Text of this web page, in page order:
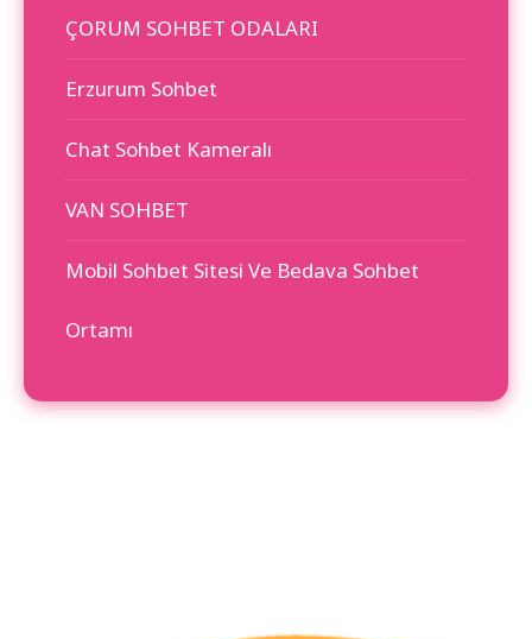
ÇORUM SOHBET ODALARI
Erzurum Sohbet
Chat Sohbet Kameralı
VAN SOHBET
Mobil Sohbet Sitesi Ve Bedava Sohbet
Ortamı